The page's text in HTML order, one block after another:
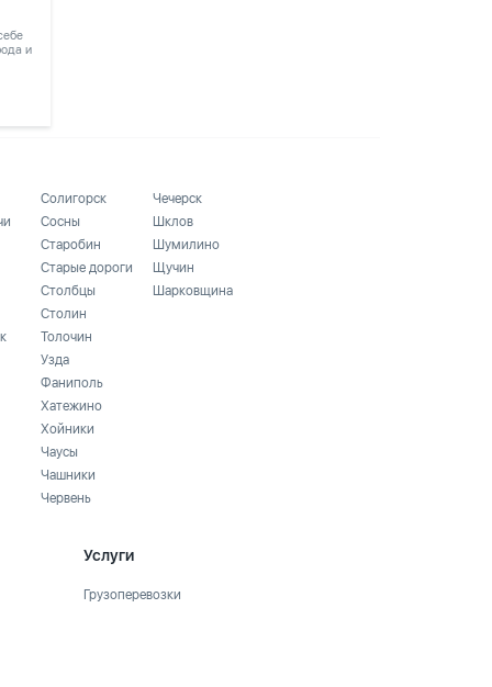
и
Солигорск
Сосны
Старобин
Старые дороги
Столбцы
Столин
Толочин
Узда
Фаниполь
Хатежино
Хойники
Чаусы
Чашники
Червень
Чечерск
Шклов
Шумилино
Щучин
Шарковщина
Услуги
Грузоперевозки